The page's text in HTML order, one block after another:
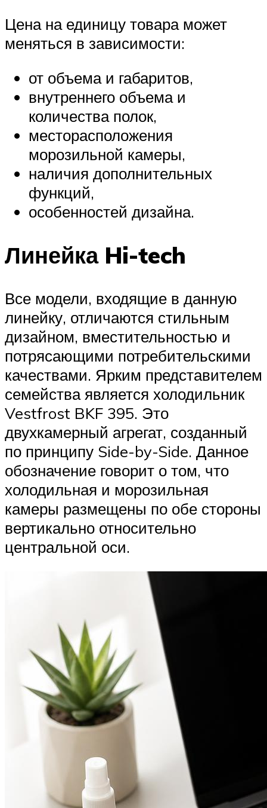
Цена на единицу товара может
меняться в зависимости:
от объема и габаритов,
внутреннего объема и
количества полок,
месторасположения
морозильной камеры,
наличия дополнительных
функций,
особенностей дизайна.
Линейка Hi-tech
Все модели, входящие в данную
линейку, отличаются стильным
дизайном, вместительностью и
потрясающими потребительскими
качествами. Ярким представителем
семейства является холодильник
Vestfrost BKF 395. Это
двухкамерный агрегат, созданный
по принципу Side-by-Side. Данное
обозначение говорит о том, что
холодильная и морозильная
камеры размещены по обе стороны
вертикально относительно
центральной оси.